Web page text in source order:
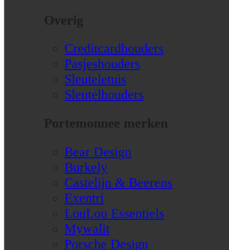
Overig
Creditcardhouders
Pasjeshouders
Sleuteletuis
Sleutelhouders
Portemonnee merken
Bear Design
Burkely
Castelijn & Beerens
Exentri
LouLou Essentiels
Mywalit
Porsche Design